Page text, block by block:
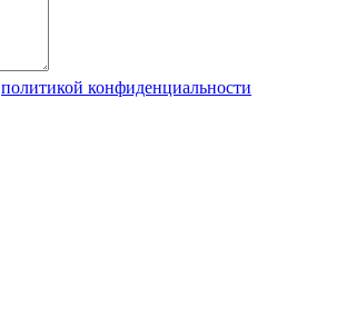
политикой конфиденциальности